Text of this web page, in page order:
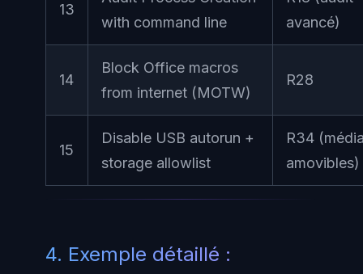
13
with command line
avancé)
14
Block Office macros
from internet (MOTW)
R28
15
Disable USB autorun +
storage allowlist
R34
amovibles)
4. Exemple détaillé :